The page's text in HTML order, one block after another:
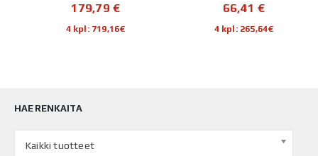
179,79€
4 kpl: 719,16€
66,41 €
4 kpl: 265,64€
HAE RENKAITA
Kaikki tuotteet